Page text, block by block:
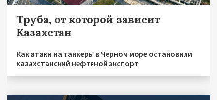
Труба, от которой зависит
Казахстан
Как атаки на танкеры в Черном море остановили
казахстанский нефтяной экспорт